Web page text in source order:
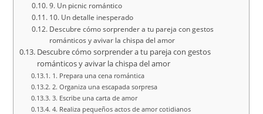
9. Un picnic romántico
10. Un detalle inesperado
Descubre cómo sorprender a tu pareja con gestos
románticos y avivar la chispa del amor
Descubre cómo sorprender a tu pareja con gestos
románticos y avivar la chispa del amor
1. Prepara una cena romántica
2. Organiza una escapada sorpresa
3. Escribe una carta de amor
4. Realiza pequeños actos de amor cotidianos